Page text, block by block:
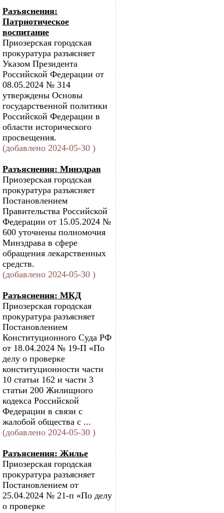
Разъяснения:
Патриотическое
воспитание
Приозерская городская
прокуратура разъясняет
Указом Президента
Российской Федерации от
08.05.2024 № 314
утверждены Основы
государственной политики
Российской Федерации в
области исторического
просвещения.
(добавлено 2024-05-30 )
Разъяснения: Минздрав
Приозерская городская
прокуратура разъясняет
Постановлением
Правительства Российской
Федерации от 15.05.2024 №
600 уточнены полномочия
Минздрава в сфере
обращения лекарственных
средств.
(добавлено 2024-05-30 )
Разъяснения: МКД
Приозерская городская
прокуратура разъясняет
Постановлением
Конституционного Суда РФ
от 18.04.2024 № 19-П «По
делу о проверке
конституционности части
10 статьи 162 и части 3
статьи 200 Жилищного
кодекса Российской
Федерации в связи с
жалобой общества с ...
(добавлено 2024-05-30 )
Разъяснения: Жилье
Приозерская городская
прокуратура разъясняет
Постановлением от
25.04.2024 № 21-п «По делу
о проверке